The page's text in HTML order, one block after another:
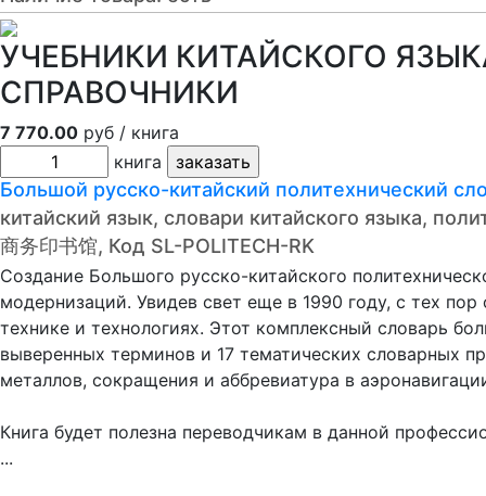
УЧЕБНИКИ КИТАЙСКОГО
СПРАВОЧНИКИ
7 770.00 руб / книга
книга
Большой русско-китайский политехнический
китайский язык, словари китайского языка,
商务印书馆, Код SL-POLITECH-RK
Создание Большого русско-китайского
модернизаций. Увидев свет еще в 1990 году, с тех
технике и технологиях. Этот комплексный словарь
выверенных терминов и 17 тематических словарных
металлов, сокращения и аббревиатура в
Книга будет полезна переводчикам в данной
...